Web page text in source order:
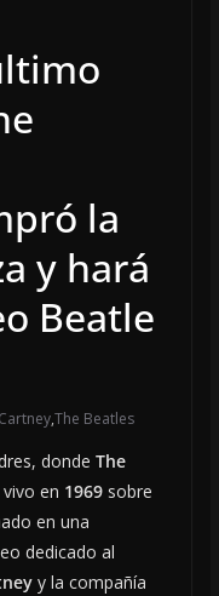
la
y hará
Beatle
,The Beatles
donde The
en 1969sobre
en una
dedicado al
y la compañía